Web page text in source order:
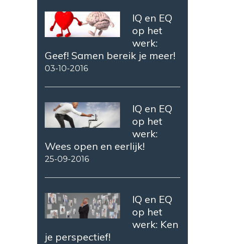
IQ en EQ
op het
werk:
Geef! Samen bereik je meer!
03-10-2016
IQ en EQ
op het
werk:
Wees open en eerlijk!
25-09-2016
IQ en EQ
op het
werk: Ken
je perspectief!